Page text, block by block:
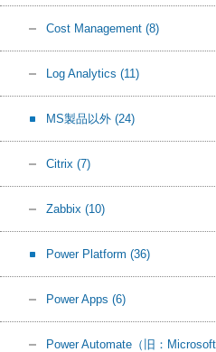
Cost Management (8)
Log Analytics (11)
MS製品以外 (24)
Citrix (7)
Zabbix (10)
Power Platform (36)
Power Apps (6)
Power Automate（旧：